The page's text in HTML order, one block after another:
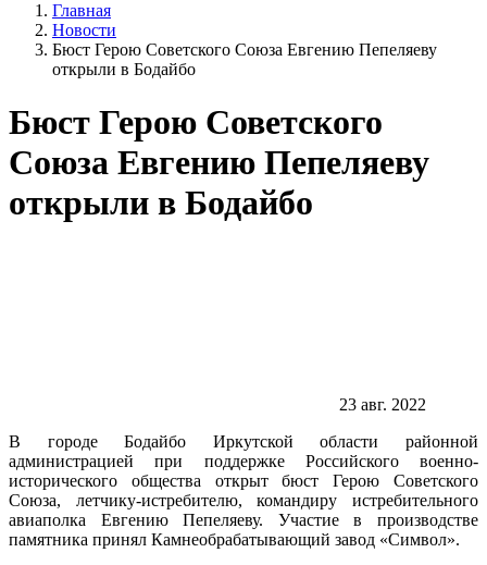
Главная
Новости
Бюст Герою Советского Союза Евгению Пепеляеву
открыли в Бодайбо
Бюст Герою Советского
Союза Евгению Пепеляеву
открыли в Бодайбо
23 авг. 2022
В городе Бодайбо Иркутской области районной
администрацией при поддержке Российского военно-
исторического общества открыт бюст Герою Советского
Союза, летчику-истребителю, командиру истребительного
авиаполка Евгению Пепеляеву. Участие в производстве
памятника принял Камнеобрабатывающий завод «Символ».